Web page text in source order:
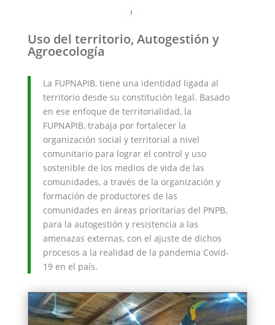
Uso del territorio, Autogestión y
Agroecología
La FUPNAPIB, tiene una identidad ligada al
territorio desde su constitución legal. Basado
en ese enfoque de territorialidad, la
FUPNAPIB, trabaja por fortalecer la
organización social y territorial a nivel
comunitario para lograr el control y uso
sostenible de los medios de vida de las
comunidades, a través de la organización y
formación de productores de las
comunidades en áreas prioritarias del PNPB,
para la autogestión y resistencia a las
amenazas externas, con el ajuste de dichos
procesos a la realidad de la pandemia Covid-
19 en el país.